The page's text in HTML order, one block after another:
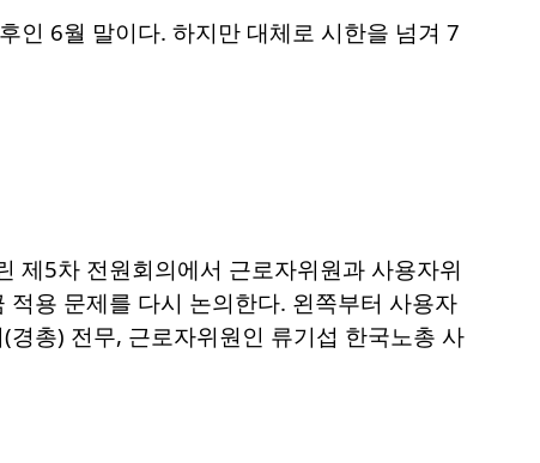
인 6월 말이다. 하지만 대체로 시한을 넘겨 7
제5차 전원회의에서 근로자위원과 사용자위
용 문제를 다시 논의한다. 왼쪽부터 사용자
총) 전무, 근로자위원인 류기섭 한국노총 사